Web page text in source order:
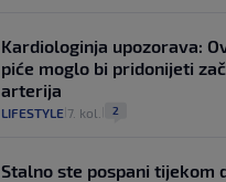
Kardiologinja upozorava:
piće moglo bi pridonijeti
arterija
LIFESTYLE 7. kol. 2
Stalno ste pospani tijekom